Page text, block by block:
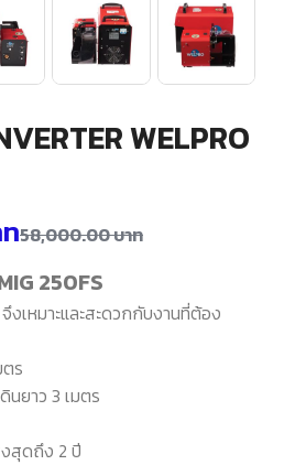
WELPRO
58,000.00บาท
250FS
งเหมาะและสะดวกกับงานที่ต้อง
ร
นยาว 3 เมตร
สุดถึง 2 ปี